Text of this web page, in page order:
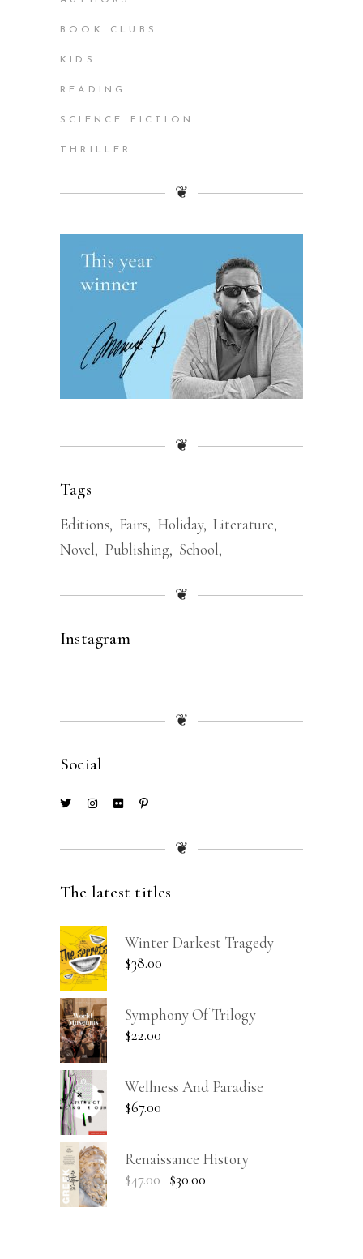
BOOK CLUBS
KIDS
READING
SCIENCE FICTION
THRILLER
❦
❦
Tags
Editions Fairs Holiday Literature
Novel
Publishing School
❦
Instagram
❦
Social
❦
The latest titles
Winter Darkest Tragedy
$38.00
Symphony Of Trilogy
$22.00
Wellness And Paradise
$67.00
Renaissance History
$47.00 $30.00